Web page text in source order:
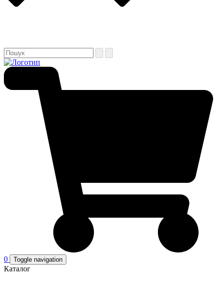
0 Toggle navigation
Каталог